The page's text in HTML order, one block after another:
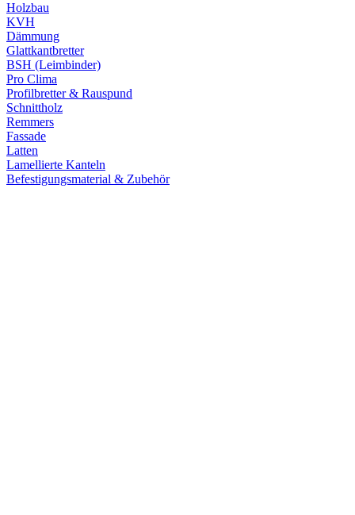
Holzbau
KVH
Dämmung
Glattkantbretter
BSH (Leimbinder)
Pro Clima
Profilbretter & Rauspund
Schnittholz
Remmers
Fassade
Latten
Lamellierte Kanteln
Befestigungsmaterial & Zubehör